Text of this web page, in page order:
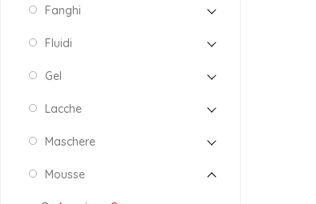
Fanghi
Fluidi
Gel
Lacche
Maschere
Mousse